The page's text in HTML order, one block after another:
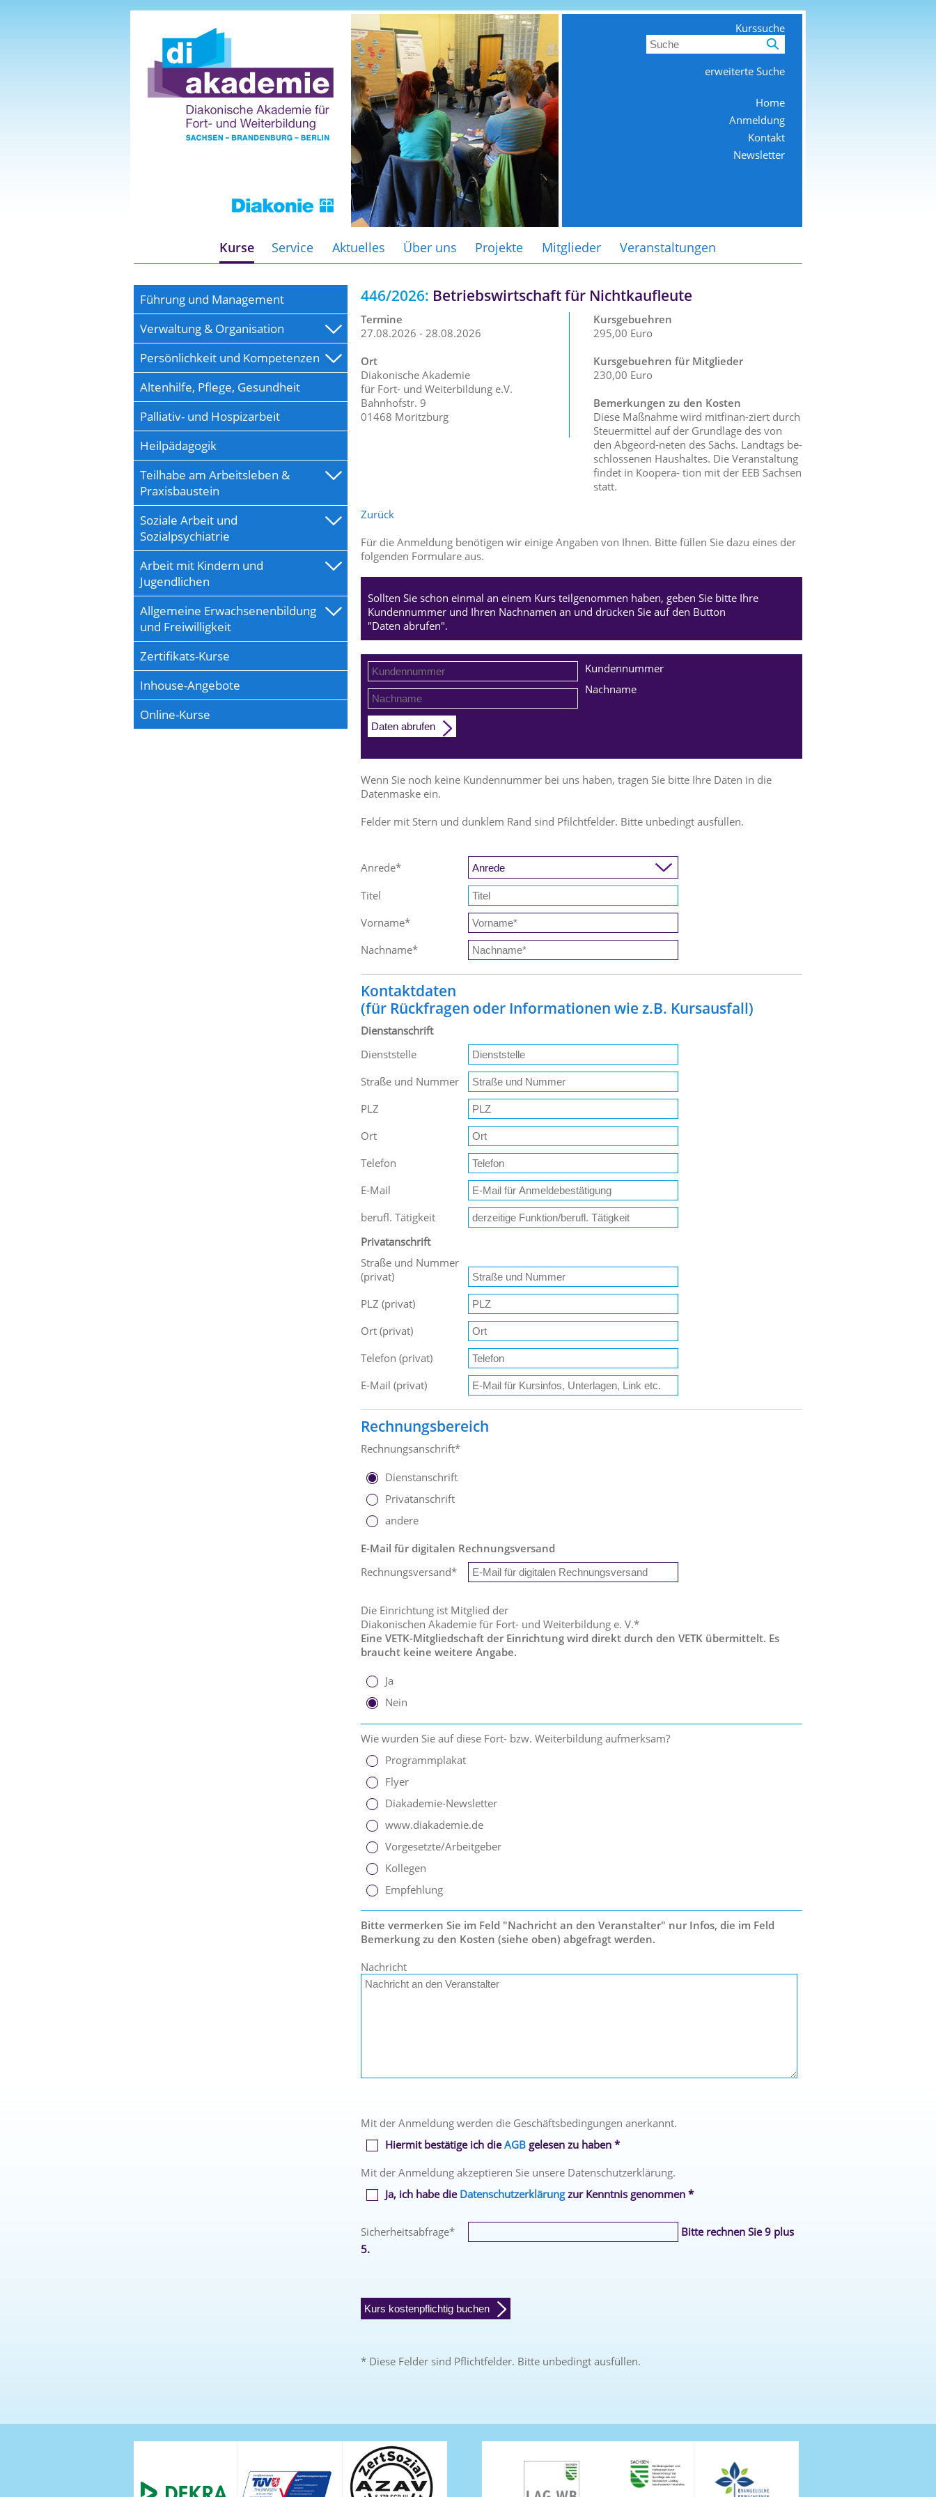
Kurssuche
erweiterte Suche
Home
Anmeldung
Kontakt
Newsletter
Kurse Service Aktuelles Über uns Projekte Mitglieder Veranstaltungen
Führung und Management
Verwaltung & Organisation
Persönlichkeit und Kompetenzen
Altenhilfe, Pflege, Gesundheit
Palliativ- und Hospizarbeit
Heilpädagogik
Teilhabe am Arbeitsleben &
Praxisbaustein
Soziale Arbeit und
Sozialpsychiatrie
Arbeit mit Kindern und
Jugendlichen
Allgemeine Erwachsenenbildung
und Freiwilligkeit
Zertifikats-Kurse
Inhouse-Angebote
Online-Kurse
446/2026: Betriebswirtschaft für Nichtkaufleute
Termine
27.08.2026 - 28.08.2026
Ort
Diakonische Akademie
für Fort- und Weiterbildung e.V.
Bahnhofstr. 9
01468 Moritzburg
Kursgebuehren
295,00 Euro
Kursgebuehren für Mitglieder
230,00 Euro
Bemerkungen zu den Kosten
Diese Maßnahme wird mitfinan-ziert durch
Steuermittel auf der Grundlage des von
den Abgeord-neten des Sächs. Landtags be-
schlossenen Haushaltes. Die Veranstaltung
findet in Koopera- tion mit der EEB Sachsen
statt.
Zurück
Für die Anmeldung benötigen wir einige Angaben von Ihnen. Bitte füllen Sie dazu eines der
folgenden Formulare aus.
Sollten Sie schon einmal an einem Kurs teilgenommen haben, geben Sie bitte Ihre
Kundennummer und Ihren Nachnamen an und drücken Sie auf den Button
"Daten abrufen".
Kundennummer
Nachname
Daten abrufen
Wenn Sie noch keine Kundennummer bei uns haben, tragen Sie bitte Ihre Daten in die
Datenmaske ein.
Felder mit Stern und dunklem Rand sind Pfilchtfelder. Bitte unbedingt ausfüllen.
Anrede*
Titel
Vorname*
Nachname*
Kontaktdaten
(für Rückfragen oder Informationen wie z.B. Kursausfall)
Dienstanschrift
Dienststelle
Straße und Nummer
PLZ
Ort
Telefon
E-Mail
berufl. Tätigkeit
Privatanschrift
Straße und Nummer
(privat)
PLZ (privat)
Ort (privat)
Telefon (privat)
E-Mail (privat)
Rechnungsbereich
Rechnungsanschrift*
Dienstanschrift
Privatanschrift
andere
E-Mail für digitalen Rechnungsversand
Rechnungsversand*
Die Einrichtung ist Mitglied der
Diakonischen Akademie für Fort- und Weiterbildung e. V.*
Eine VETK-Mitgliedschaft der Einrichtung wird direkt durch den VETK übermittelt. Es
braucht keine weitere Angabe.
Ja
Nein
Wie wurden Sie auf diese Fort- bzw. Weiterbildung aufmerksam?
Programmplakat
Flyer
Diakademie-Newsletter
www.diakademie.de
Vorgesetzte/Arbeitgeber
Kollegen
Empfehlung
Bitte vermerken Sie im Feld "Nachricht an den Veranstalter" nur Infos, die im Feld
Bemerkung zu den Kosten (siehe oben) abgefragt werden.
Nachricht
Mit der Anmeldung werden die Geschäftsbedingungen anerkannt.
Hiermit bestätige ich dieAGB gelesen zu haben *
Mit der Anmeldung akzeptieren Sie unsere Datenschutzerklärung.
Ja, ich habe die Datenschutzerklärungzur Kenntnis genommen *
Sicherheitsabfrage*
Bitte rechnen Sie 9 plus
5.
Kurs kostenpflichtig buchen
* Diese Felder sind Pflichtfelder. Bitte unbedingt ausfüllen.